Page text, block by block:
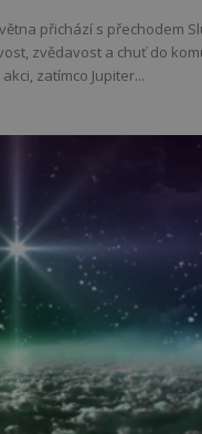
přichází s přechodem
zvědavost a chuť do
zatímco Jupiter...